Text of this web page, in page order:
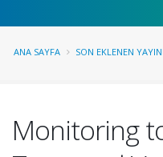
ANA SAYFA SON EKLENEN
Monitoring